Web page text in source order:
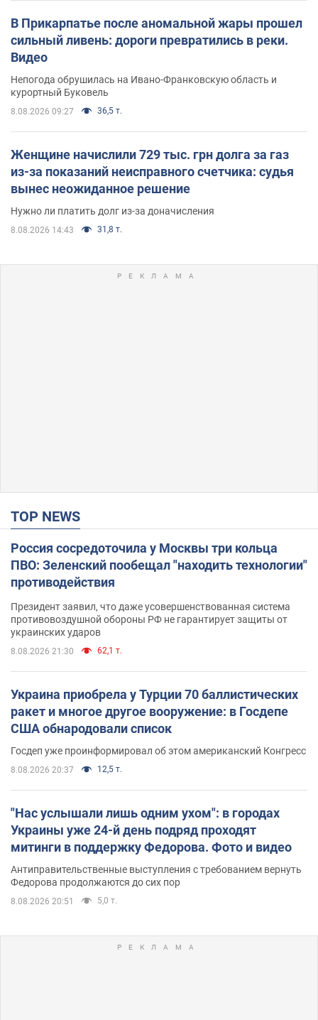
В Прикарпатье после аномальной жары прошел
сильный ливень: дороги превратились в реки.
Видео
Непогода обрушилась на Ивано-Франковскую область и
курортный Буковель
8.08.2026 09:27 36,5 т.
Женщине начислили 729 тыс. грн долга за газ
из-за показаний неисправного счетчика: судья
вынес неожиданное решение
Нужно ли платить долг из-за доначисления
8.08.2026 14:43 31,8 т.
TOP NEWS
Россия сосредоточила у Москвы три кольца
ПВО: Зеленский пообещал "находить технологии"
противодействия
Президент заявил, что даже усовершенствованная система
противовоздушной обороны РФ не гарантирует защиты от
украинских ударов
8.08.2026 21:30 62,1 т.
Украина приобрела у Турции 70 баллистических
ракет и многое другое вооружение: в Госдепе
США обнародовали список
Госдеп уже проинформировал об этом американский Конгресс
8.08.2026 20:37 12,5 т.
"Нас услышали лишь одним ухом": в городах
Украины уже 24-й день подряд проходят
митинги в поддержку Федорова. Фото и видео
Антиправительственные выступления с требованием вернуть
Федорова продолжаются до сих пор
8.08.2026 20:51 5,0 т.